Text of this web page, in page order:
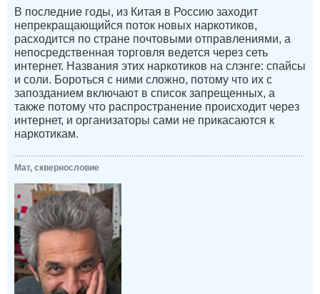
В последние годы, из Китая в Россию заходит
непрекращающийся поток новых наркотиков,
расходится по стране почтовыми отправлениями, а
непосредственная торговля ведется через сеть
интернет. Названия этих наркотиков на слэнге: спайсы
и соли. Бороться с ними сложно, потому что их с
запозданием включают в список запрещенных, а
также потому что распространение происходит через
интернет, и организаторы сами не прикасаются к
наркотикам.
Мат, сквернословие